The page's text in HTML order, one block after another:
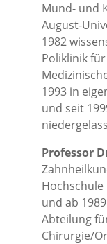
Mund- und
August-
1982
Poliklinik
1993 in
und seit
Professor
Hochschule
und ab
Abteilung
Chirurgie/